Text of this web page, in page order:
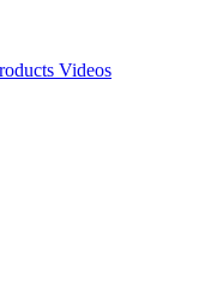
Videos